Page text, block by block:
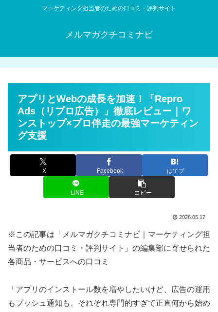
マーケティング担当者のための口コミ・評判サイト
メルマガクチコミナビ
アプリとWebの成長を加速！「Repro
Ads（リプロ広告）」徹底レビュー｜ワ
ンストップ×プロ伴走の最強マーケティン
グ支援
X Facebook はてブ
LINE コピー
2026.05.17
※この記事は「メルマガクチコミナビ｜マーケティング担
当者のための口コミ・評判サイト」の編集部に寄せられた
各商品・サービスへの口コミ
「アプリのインストール数を増やしたいけど、広告の運用
もプッシュ通知も、それぞれ専門的すぎて正直何から始め